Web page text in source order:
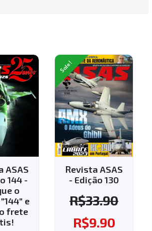
ASAS
130
9.90
Revista ASAS
- Edição 143 -
cupom "143" e
grátis!